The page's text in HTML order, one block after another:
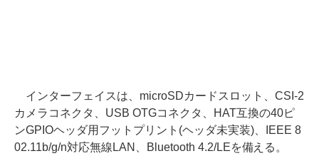
インターフェイスは、microSDカードスロット、CSI-2
カメラコネクタ、USB OTGコネクタ、HAT互換の40ピ
ンGPIOヘッダ用フットプリント(ヘッダ未実装)、IEEE 8
02.11b/g/n対応無線LAN、Bluetooth 4.2/LEを備える。